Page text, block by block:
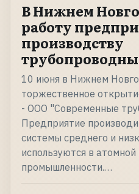
В Нижнем
работу
производству
10 июня в Нижнем
торжественное
- ООО "Современные
Предприятие
системы среднего и
используются в атомной
промышленности.…